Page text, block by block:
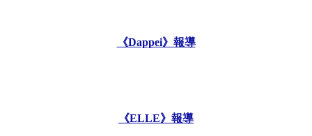
《Dappei》報導
《ELLE》報導